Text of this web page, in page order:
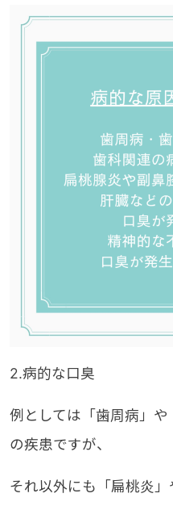
2.病的な口臭
例としては「歯周病」
の疾患ですが、
それ以外にも「扁桃炎